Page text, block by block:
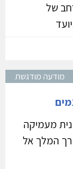
של
מודעה מודגשת
מעמיקה
המלך אל